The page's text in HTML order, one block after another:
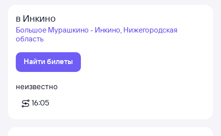
в Инкино
Большое Мурашкино - Инкино, Нижегородская
область
Найти билеты
неизвестно
16:05